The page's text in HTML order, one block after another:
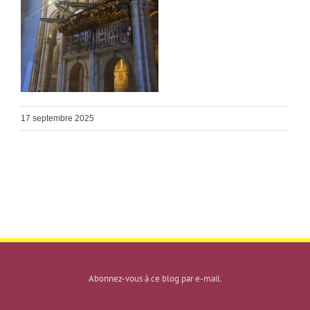
17 septembre 2025
Abonnez-vous à ce blog par e-mail.